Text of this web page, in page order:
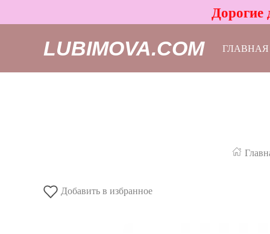
Дорогие
LUBIMOVA.COM ГЛАВНАЯ
Добавить в избранное